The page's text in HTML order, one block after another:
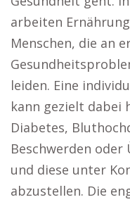
arbeiten
Menschen, die an
leiden. Eine
kann gezielt dabei
Diabetes,
Beschwerden
und diese unter
abzustellen. Die